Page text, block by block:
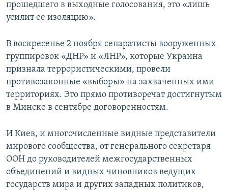
прошедшего в выходные голосования, это «лишь
усилит ее изоляцию».
В воскресенье 2 ноября сепаратисты вооруженных
группировок «ДНР» и «ЛНР», которые Украина
признала террористическими, провели
противозаконные «выборы» на захваченных ими
территориях. Это прямо противоречат достигнутым
в Минске в сентябре договоренностям.
И Киев, и многочисленные видные представители
мирового сообщества, от генерального секретаря
ООН до руководителей межгосударственных
объединений и видных чиновников ведущих
государств мира и других западных политиков,